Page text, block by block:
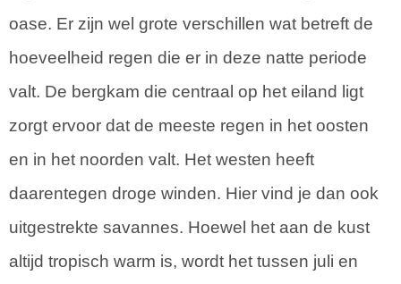
oase. Er zijn wel grote verschillen wat betreft de
hoeveelheid regen die er in deze natte periode
valt. De bergkam die centraal op het eiland ligt
zorgt ervoor dat de meeste regen in het oosten
en in het noorden valt. Het westen heeft
daarentegen droge winden. Hier vind je dan ook
uitgestrekte savannes. Hoewel het aan de kust
altijd tropisch warm is, wordt het tussen juli en